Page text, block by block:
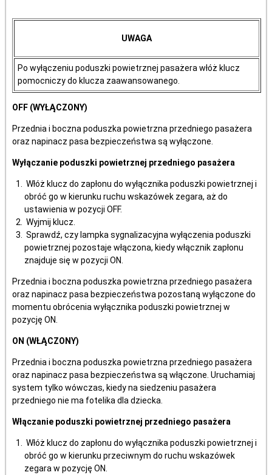
UWAGA
Po wyłączeniu poduszki powietrznej pasażera włóż klucz
pomocniczy do klucza zaawansowanego.
OFF (WYŁĄCZONY)
Przednia i boczna poduszka powietrzna przedniego pasażera
oraz napinacz pasa bezpieczeństwa są wyłączone.
Wyłączanie poduszki powietrznej przedniego pasażera
Włóż klucz do zapłonu do wyłącznika poduszki powietrznej i
obróć go w kierunku ruchu wskazówek zegara, aż do
ustawienia w pozycji OFF.
Wyjmij klucz.
Sprawdź, czy lampka sygnalizacyjna wyłączenia poduszki
powietrznej pozostaje włączona, kiedy włącznik zapłonu
znajduje się w pozycji ON.
Przednia i boczna poduszka powietrzna przedniego pasażera
oraz napinacz pasa bezpieczeństwa pozostaną wyłączone do
momentu obrócenia wyłącznika poduszki powietrznej w
pozycję ON.
ON (WŁĄCZONY)
Przednia i boczna poduszka powietrzna przedniego pasażera
oraz napinacz pasa bezpieczeństwa są włączone. Uruchamiaj
system tylko wówczas, kiedy na siedzeniu pasażera
przedniego nie ma fotelika dla dziecka.
Włączanie poduszki powietrznej przedniego pasażera
Włóż klucz do zapłonu do wyłącznika poduszki powietrznej i
obróć go w kierunku przeciwnym do ruchu wskazówek
zegara w pozycję ON.